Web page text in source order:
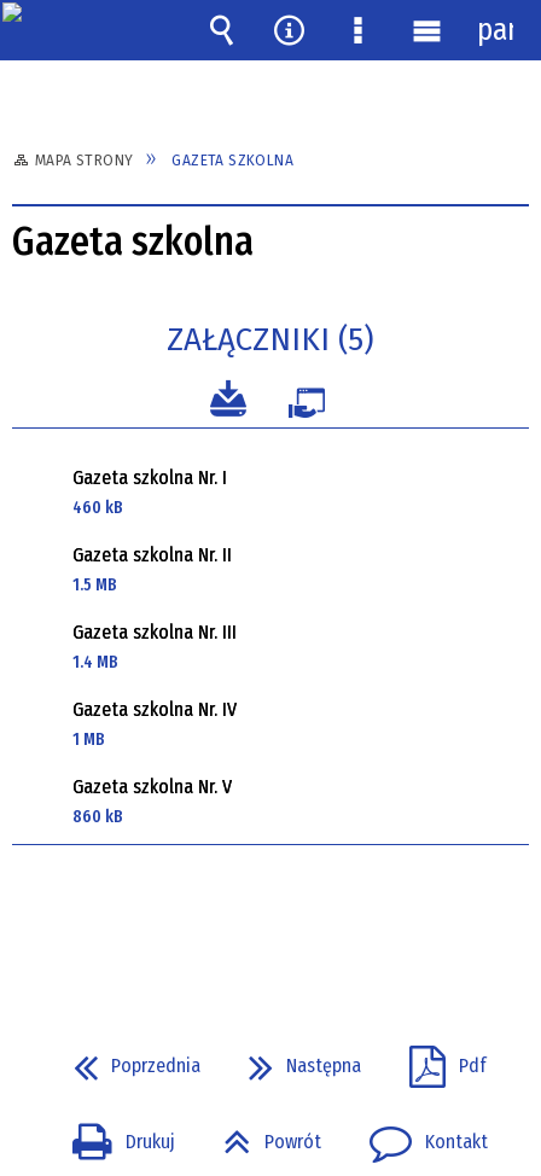
MAPA STRONY GAZETA SZKOLNA
Gazeta szkolna
ZAŁĄCZNIKI (5)
Gazeta szkolna Nr. I
460 kB
Gazeta szkolna Nr. II
1.5 MB
Gazeta szkolna Nr. III
1.4 MB
Gazeta szkolna Nr. IV
1 MB
Gazeta szkolna Nr. V
860 kB
Poprzednia Następna Pdf
Drukuj Powrót Kontakt
Wyszukiwarka
Narzędzia
MenuMenu